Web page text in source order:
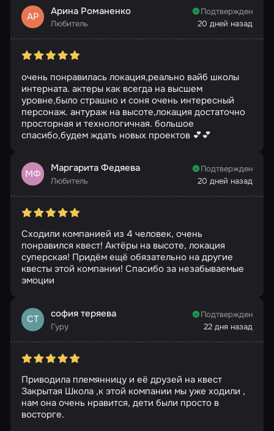
АР Арина Романенко
Любитель
Подтвержден
20 дней назад
очень понравилась локация,реально вайб школы
интерната. актеры как всегда на высшем
уровне,было страшно и соня очень интересный
персонаж. антураж на высоте,локация достаточно
просторная и технологичная. большое
спасибо,будем ждать новых проектов 💕💕
МФ Маргарита Федяева
Любитель
Подтвержден
20 дней назад
Сходили компанией из 4 человек, очень
понравился квест! Актëры на высоте, локация
суперская! Придëм ещë обязательно на другие
квесты этой компании! Спасибо за незабываемые
эмоции
СТ софия теряева
Гуру
Подтвержден
22 дня назад
Приводила племянницу и её друзей на квест
Закрытая Школа ,к этой компании мы уже ходили ,
нам она очень нравится, дети были просто в
восторге.